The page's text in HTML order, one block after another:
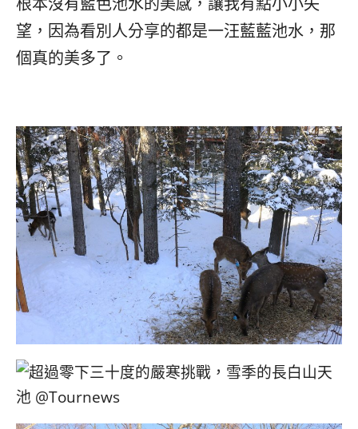
望，因為看別人分享的都是一汪藍藍池水，那
個真的美多了。